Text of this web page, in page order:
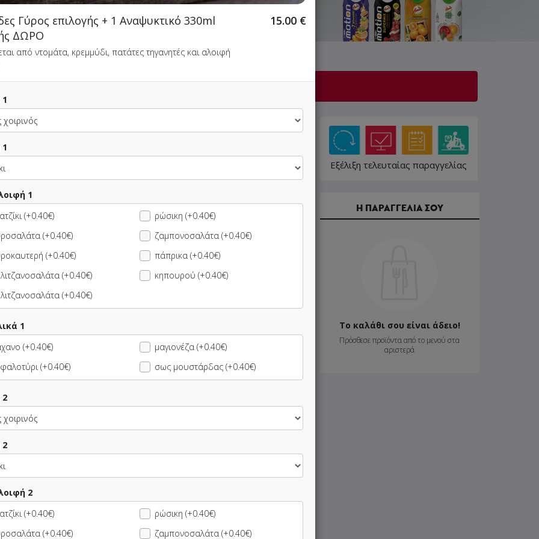
με Γύρο
+ 1 Coca-
13.00 €
14.50 €
2 Μερίδες Γύρος
επιλογής + 1
επιλογής ΔΩΡΟ
Γύρος
ΔΩΡΟ
15.50 €
2 Σάντουιτς επιλογής +
8.70 €
επιλογής +
Πατάτες
11.10 €
12.00 €
4 Σάντουιτς με Γύρο
επιλογής + 1 Coca-
17.50 €
Λαχανικών
Εξέλιξη τελευταίας παραγγελίας
Η ΠΑΡΑΓΓΕΛΙΑ ΣΟΥ
Το καλάθι σου είναι άδειο!
Πρόσθεσε προϊόντα από το μενού στα
αριστερά
Γύρος επιλογής + 1 Αναψυκτικό 330ml
ΔΩΡΟ
από ντομάτα, κρεμμύδι, πατάτες τηγανητές και αλοιφή
15.00 €
1
(+0.40€)
(+0.40€)
(+0.40€)
(+0.40€)
(+0.40€)
ρώσικη (+0.40€)
ζαμπονοσαλάτα (+0.40€)
πάπρικα (+0.40€)
κηπουρού (+0.40€)
1
(+0.40€)
(+0.40€)
μαγιονέζα (+0.40€)
σως μουστάρδας (+0.40€)
2
(+0.40€)
(+0.40€)
ρώσικη (+0.40€)
ζαμπονοσαλάτα (+0.40€)